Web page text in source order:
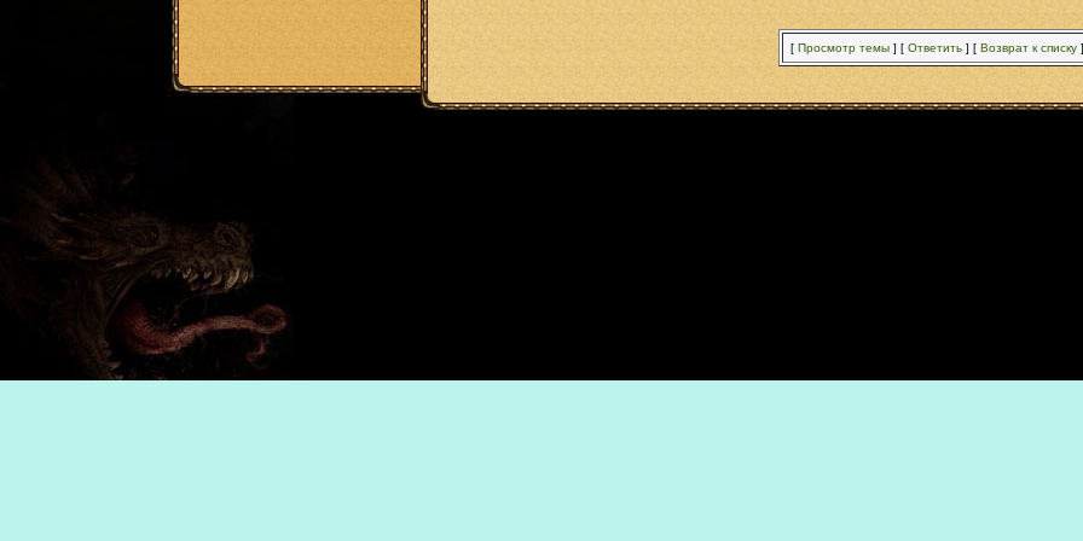
[ Просмотр темы ] [ Ответить ] [ Возврат к списку ]